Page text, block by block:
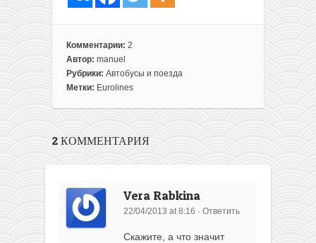
Комментарии: 2
Автор: manuel
Рубрики: Автобусы и поезда
Метки: Eurolines
2 КОММЕНТАРИЯ
Vera Rabkina
22/04/2013 at 8:16 ·Ответить
Скажите, а что значит